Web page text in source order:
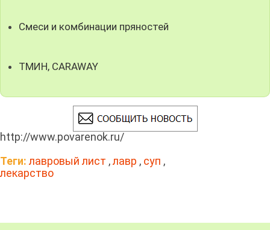
Смеси и комбинации пряностей
ТМИН, CARAWAY
http://www.povarenok.ru/
Теги: лавровый лист ,лавр , суп ,
лекарство